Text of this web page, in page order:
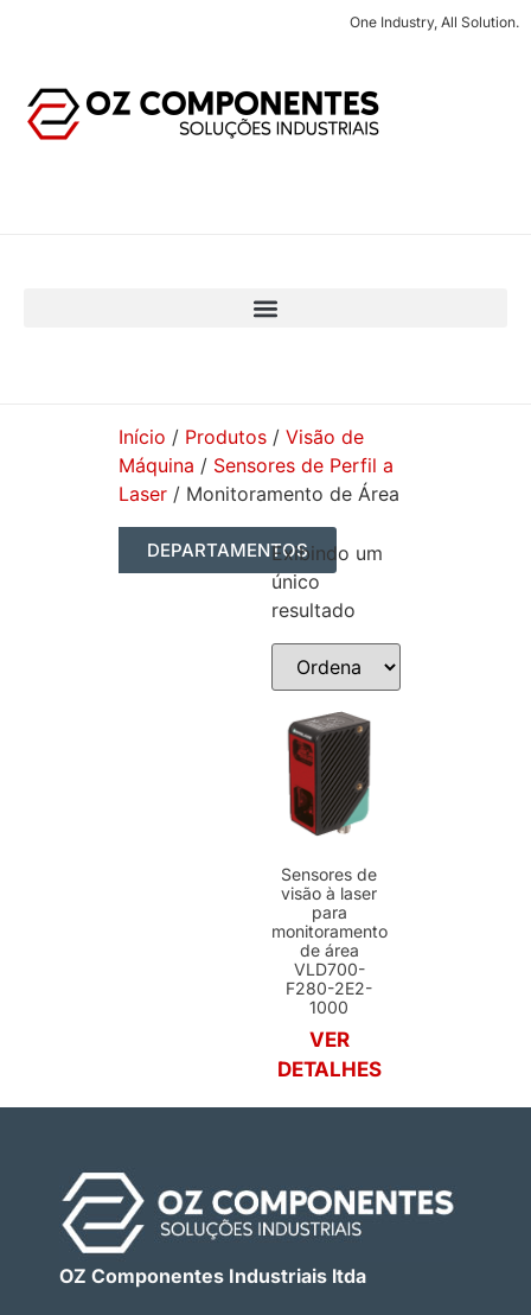
One Industry, All Solution.
Início / Produtos / Visão de
Máquina / Sensores de Perfil a
Laser / Monitoramento de Área
DEPARTAMENTOSExibindo um
único
resultado
Sensores de
visão à laser
para
monitoramento
de área
VLD700-
F280-2E2-
1000
VER
DETALHES
OZ Componentes Industriais ltda